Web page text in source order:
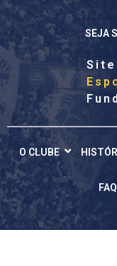
SEJA
O CLUBE
FAQ